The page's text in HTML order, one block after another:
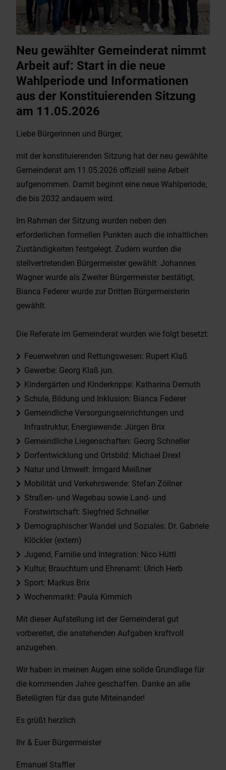
Neu gewählter Gemeinderat nimmt
Arbeit auf: Start in die neue
Wahlperiode und Informationen
aus der Konstituierenden Sitzung
am 11.05.2026
Liebe Bürgerinnen und Bürger,
mit der konstituierenden Sitzung hat der neu gewählte
Gemeinderat am 11.05.2026 offiziell seine Arbeit
aufgenommen. Damit beginnt eine neue Wahlperiode,
die bis 2032 andauern wird.
Im Rahmen der Sitzung wurden neben den
erforderlichen formellen Punkten auch die inhaltlichen
Zuständigkeiten festgelegt. Zudem wurden die
stellvertretenden Bürgermeister gewählt: Johannes
Wagner wurde als Zweiter Bürgermeister bestätigt,
Bianca Federer wurde zur Dritten Bürgermeisterin
gewählt.
Die Referate im Gemeinderat wurden wie folgt besetzt:
Feuerwehren und Rettungswesen: Rupert Klaß
Gewerbe: Georg Klaß jun.
Kindergärten und Kinderkrippe: Katharina Demuth
Schule, Bildung und Inklusion: Bianca Federer
Gemeindliche Versorgungseinrichtungen und
Infrastruktur, Energiewende: Jürgen Brix
Gemeindliche Liegenschaften: Georg Schneller
Dorfentwicklung und Ortsbild: Michael Drexl
Natur und Umwelt: Irmgard Meißner
Mobilität und Verkehrswende: Stefan Zöllner
Straßen- und Wegebau sowie Land- und
Forstwirtschaft: Siegfried Schneller
Demographischer Wandel und Soziales: Dr. Gabriele
Klöckler (extern)
Jugend, Familie und Integration: Nico Hüttl
Kultur, Brauchtum und Ehrenamt: Ulrich Herb
Sport: Markus Brix
Wochenmarkt: Paula Kimmich
Mit dieser Aufstellung ist der Gemeinderat gut
vorbereitet, die anstehenden Aufgaben kraftvoll
anzugehen.
Wir haben in meinen Augen eine solide Grundlage für
die kommenden Jahre geschaffen. Danke an alle
Beteiligten für das gute Miteinander!
Es grüßt herzlich
Ihr & Euer Bürgermeister
Emanuel Staffler